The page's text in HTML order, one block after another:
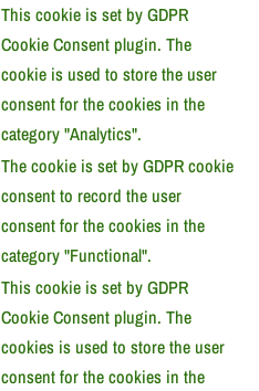
This cookie is set by GDPR
Cookie Consent plugin. The
cookie is used to store the user
consent for the cookies in the
category "Analytics".
The cookie is set by GDPR cookie
consent to record the user
consent for the cookies in the
category "Functional".
This cookie is set by GDPR
Cookie Consent plugin. The
cookies is used to store the user
consent for the cookies in the